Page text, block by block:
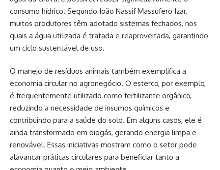
consumo hídrico. Segundo João Nassif Massufero Izar,
muitos produtores têm adotado sistemas fechados, nos
quais a água utilizada é tratada e reaproveitada, garantindo
um ciclo sustentável de uso.
O manejo de resíduos animais também exemplifica a
economia circular no agronegócio. O esterco, por exemplo,
é frequentemente utilizado como fertilizante orgânico,
reduzindo a necessidade de insumos químicos e
contribuindo para a saúde do solo. Em alguns casos, ele é
ainda transformado em biogás, gerando energia limpa e
renovável. Essas iniciativas mostram como o setor pode
alavancar práticas circulares para beneficiar tanto a